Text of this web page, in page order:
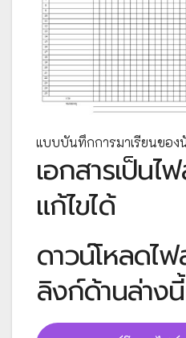
แบบบันทึกการมาเรียนของ
เอกสารเป็นไ
แก้ไขได้
ดาวน์โหลดไ
ลิงก์ด้านล่าง